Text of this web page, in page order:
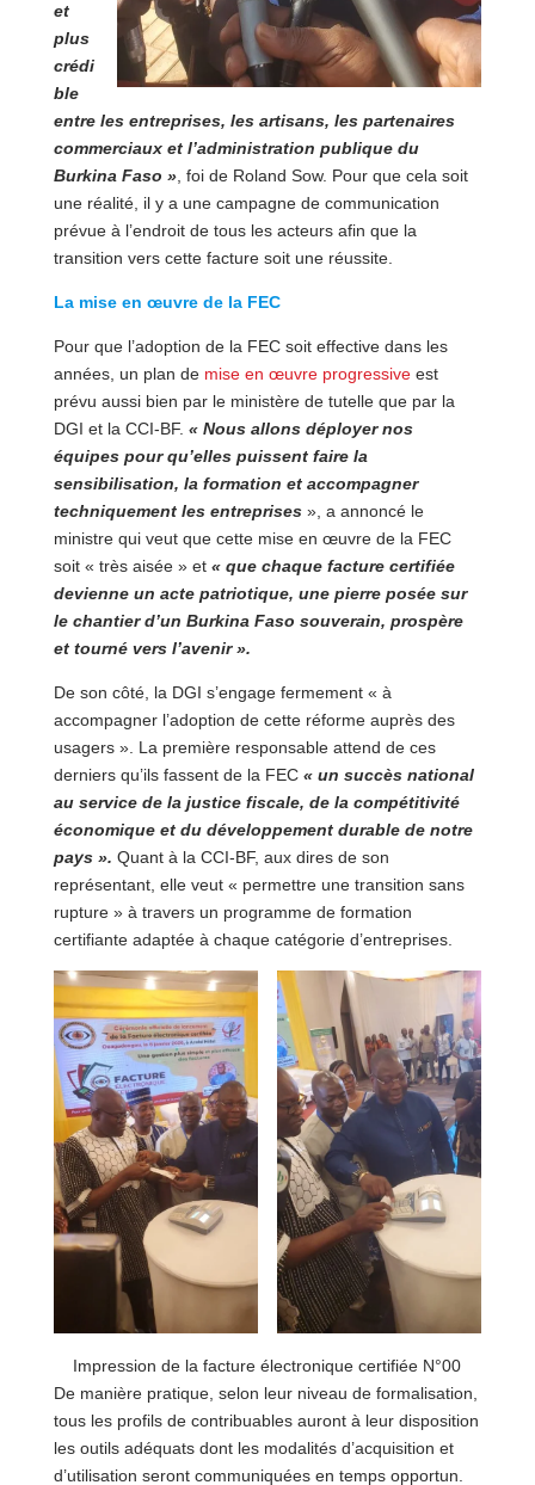
et
plus
crédi
ble
entre les entreprises, les artisans, les partenaires
commerciaux et l’administration publique du
Burkina Faso », foi de Roland Sow. Pour que cela soit
une réalité, il y a une campagne de communication
prévue à l’endroit de tous les acteurs afin que la
transition vers cette facture soit une réussite.
La mise en œuvre de la FEC
Pour que l’adoption de la FEC soit effective dans les
années, un plan de mise en œuvre progressiveest
prévu aussi bien par le ministère de tutelle que par la
DGI et la CCI-BF. « Nous allons déployer nos
équipes pour qu’elles puissent faire la
sensibilisation, la formation et accompagner
techniquement les entreprises», a annoncé le
ministre qui veut que cette mise en œuvre de la FEC
soit « très aisée » et « que chaque facture certifiée
devienne un acte patriotique, une pierre posée sur
le chantier d’un Burkina Faso souverain, prospère
et tourné vers l’avenir ».
De son côté, la DGI s’engage fermement « à
accompagner l’adoption de cette réforme auprès des
usagers ». La première responsable attend de ces
derniers qu’ils fassent de la FEC « un succès national
au service de la justice fiscale, de la compétitivité
économique et du développement durable de notre
pays ». Quant à la CCI-BF, aux dires de son
représentant, elle veut « permettre une transition sans
rupture » à travers un programme de formation
certifiante adaptée à chaque catégorie d’entreprises.
Impression de la facture électronique certifiée N°00
De manière pratique, selon leur niveau de formalisation,
tous les profils de contribuables auront à leur disposition
les outils adéquats dont les modalités d’acquisition et
d’utilisation seront communiquées en temps opportun.